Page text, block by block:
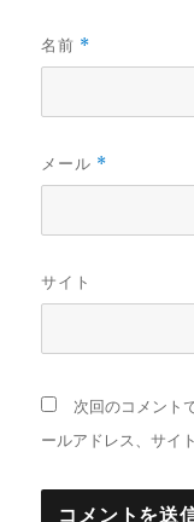
名前 *
メール *
サイト
次回のコメント
ールアドレス、サイ